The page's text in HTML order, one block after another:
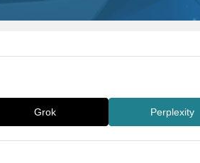
Grok Perplexity